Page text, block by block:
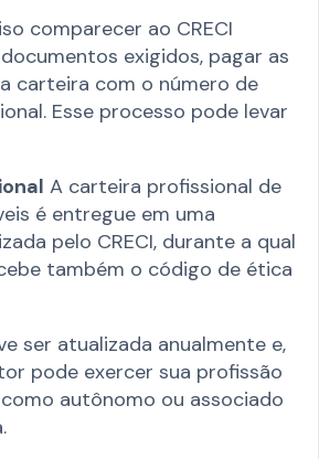
comparecer ao CRECI
exigidos, pagar as
carteira com o número de
Esse processo pode levar
A carteira profissional de
é entregue em uma
pelo CRECI, durante a qual
também o código de ética
ser atualizada anualmente e,
pode exercer sua profissão
autônomo ou associado